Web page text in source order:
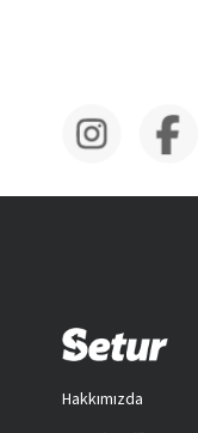
Hakkımızda